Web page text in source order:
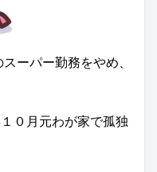
ーパー勤務をやめ、
０月元わが家で孤独